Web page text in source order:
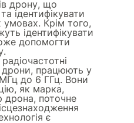
дрону, що
ідентифікувати
Крім того,
ідентифікувати
допомогти
радіочастотні
працюють у
МГц до 6 ГГц. Вони
як марка,
дрона, поточне
є